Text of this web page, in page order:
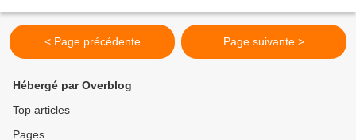
< Page précédente Page suivante >
Hébergé par Overblog
Top articles
Pages